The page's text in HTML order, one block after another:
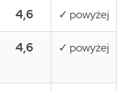
4,6 ✓ powyżej
4,6 ✓ powyżej